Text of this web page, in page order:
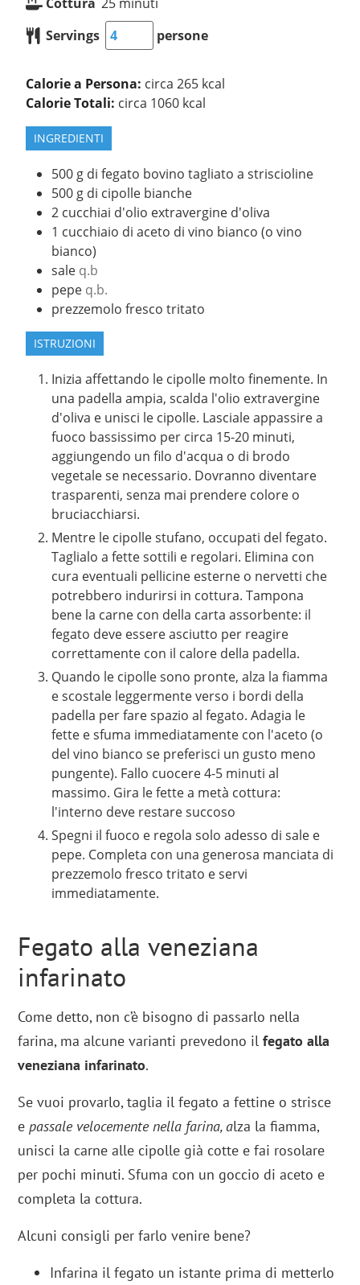
Servings
persone
Calorie a Persona: circa 265 kcal
Calorie Totali: circa 1060 kcal
INGREDIENTI
500 g di fegato bovino tagliato a striscioline
500 g di cipolle bianche
2 cucchiai d'olio extravergine d'oliva
1 cucchiaio di aceto di vino bianco (o vino
bianco)
sale q.b
pepe q.b.
prezzemolo fresco tritato
ISTRUZIONI
Inizia affettando le cipolle molto finemente. In
una padella ampia, scalda l'olio extravergine
d'oliva e unisci le cipolle. Lasciale appassire a
fuoco bassissimo per circa 15-20 minuti,
aggiungendo un filo d'acqua o di brodo
vegetale se necessario. Dovranno diventare
trasparenti, senza mai prendere colore o
bruciacchiarsi.
Mentre le cipolle stufano, occupati del fegato.
Taglialo a fette sottili e regolari. Elimina con
cura eventuali pellicine esterne o nervetti che
potrebbero indurirsi in cottura. Tampona
bene la carne con della carta assorbente: il
fegato deve essere asciutto per reagire
correttamente con il calore della padella.
Quando le cipolle sono pronte, alza la fiamma
e scostale leggermente verso i bordi della
padella per fare spazio al fegato. Adagia le
fette e sfuma immediatamente con l'aceto (o
del vino bianco se preferisci un gusto meno
pungente). Fallo cuocere 4-5 minuti al
massimo. Gira le fette a metà cottura:
l'interno deve restare succoso
Spegni il fuoco e regola solo adesso di sale e
pepe. Completa con una generosa manciata di
prezzemolo fresco tritato e servi
immediatamente.
Fegato alla veneziana
infarinato
Come detto, non c’è bisogno di passarlo nella
farina, ma alcune varianti prevedono ilfegato alla
veneziana infarinato.
Se vuoi provarlo, taglia il fegato a fettine o strisce
epassale velocemente nella farina, alza la fiamma,
unisci la carne alle cipolle già cotte e fai rosolare
per pochi minuti. Sfuma con un goccio di aceto e
completa la cottura.
Alcuni consigli per farlo venire bene?
Infarina il fegato un istante prima di metterlo